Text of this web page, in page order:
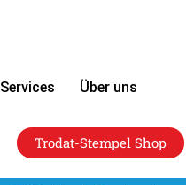
Services Über uns
Trodat-Stempel Shop